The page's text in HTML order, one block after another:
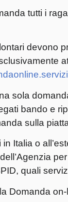
tutti i
devono
sola
bando e
sulla
in Italia o
quali
Domanda